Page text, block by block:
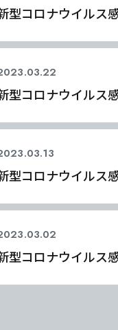
型コロナウイルス
型コロナウイルス
型コロナウイルス
型コロナウイルス
東海医療科学
専門学校
東海医療科学
専門学校
東海医療科学
専門学校
東海医療科学
専門学校